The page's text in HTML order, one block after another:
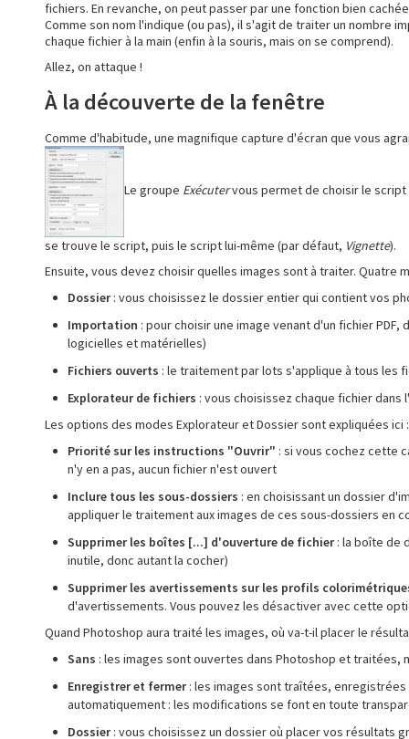
fichiers. En revanche, on peut passer par une fonction bien
Comme son nom l'indique (ou pas), il s'agit de traiter un nombre
chaque fichier à la main (enfin à la souris, mais on se comprend).
Allez, on attaque !
À la découverte de la fenêtre
Comme d'habitude, une magnifique capture d'écran que vous
Le groupe Exécutervous permet de choisir le script
se trouve le script, puis le script lui-même (par défaut, Vignette).
Ensuite, vous devez choisir quelles images sont à traiter. Quatre
Dossier: vous choisissez le dossier entier qui contient vos
Importation : pour choisir une image venant d'un fichier
logicielles et matérielles)
Fichiers ouverts : le traitement par lots s'applique à tous les
Explorateur de fichiers : vous choisissez chaque fichier
Les options des modes Explorateur et Dossier sont expliquées ici :
Priorité sur les instructions "Ouvrir" : si vous cochez cette
n'y en a pas, aucun fichier n'est ouvert
Inclure tous les sous-dossiers : en choisissant un dossier
appliquer le traitement aux images de ces sous-dossiers en
Supprimer les boîtes [...] d'ouverture de fichier: la boîte de
inutile, donc autant la cocher)
Supprimer les avertissements sur les profils
d'avertissements. Vous pouvez les désactiver avec cette
Quand Photoshop aura traité les images, où va-t-il placer le
Sans : les images sont ouvertes dans Photoshop et
Enregistrer et fermer: les images sont traîtées,
automatiquement : les modifications se font en toute
Dossier: vous choisissez un dossier où placer vos résultats